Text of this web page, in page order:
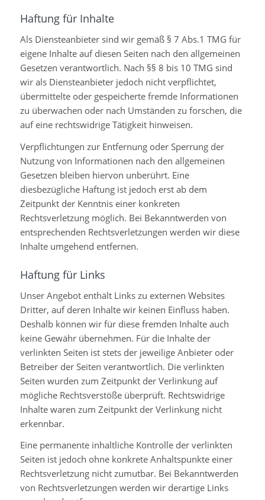
Haftung für Inhalte
Als Diensteanbieter sind wir gemäß § 7 Abs.1 TMG für
eigene Inhalte auf diesen Seiten nach den allgemeinen
Gesetzen verantwortlich. Nach §§ 8 bis 10 TMG sind
wir als Diensteanbieter jedoch nicht verpflichtet,
übermittelte oder gespeicherte fremde Informationen
zu überwachen oder nach Umständen zu forschen, die
auf eine rechtswidrige Tätigkeit hinweisen.
Verpflichtungen zur Entfernung oder Sperrung der
Nutzung von Informationen nach den allgemeinen
Gesetzen bleiben hiervon unberührt. Eine
diesbezügliche Haftung ist jedoch erst ab dem
Zeitpunkt der Kenntnis einer konkreten
Rechtsverletzung möglich. Bei Bekanntwerden von
entsprechenden Rechtsverletzungen werden wir diese
Inhalte umgehend entfernen.
Haftung für Links
Unser Angebot enthält Links zu externen Websites
Dritter, auf deren Inhalte wir keinen Einfluss haben.
Deshalb können wir für diese fremden Inhalte auch
keine Gewähr übernehmen. Für die Inhalte der
verlinkten Seiten ist stets der jeweilige Anbieter oder
Betreiber der Seiten verantwortlich. Die verlinkten
Seiten wurden zum Zeitpunkt der Verlinkung auf
mögliche Rechtsverstöße überprüft. Rechtswidrige
Inhalte waren zum Zeitpunkt der Verlinkung nicht
erkennbar.
Eine permanente inhaltliche Kontrolle der verlinkten
Seiten ist jedoch ohne konkrete Anhaltspunkte einer
Rechtsverletzung nicht zumutbar. Bei Bekanntwerden
von Rechtsverletzungen werden wir derartige Links